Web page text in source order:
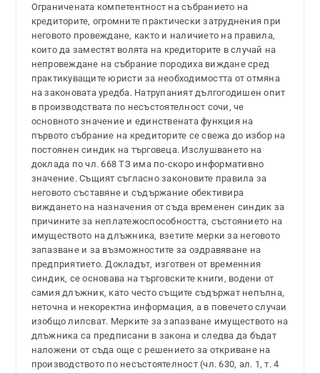
Ограничената компетентност на събранието на
кредиторите, огромните практически затруднения при
неговото провеждане, както и наличието на правила,
които да заместят волята на кредиторите в случай на
непровеждане на събрание породиха виждане сред
практикуващите юристи за необходимостта от отмяна
на законовата уредба. Натрупаният дългогодишен опит
в производствата по несъстоятелност сочи, че
основното значение и единствената функция на
първото събрание на кредиторите се свежа до избор на
постоянен синдик на търговеца. Изслушването на
доклада по чл. 668 ТЗ има по-скоро информативно
значение. Същият съгласно законовите правила за
неговото съставяне и съдържание обективира
виждането на назначения от съда временен синдик за
причините за неплатежоспособността, състоянието на
имуществото на длъжника, взетите мерки за неговото
запазване и за възможностите за оздравяване на
предприятието. Докладът, изготвен от временния
синдик, се основава на търговските книги, водени от
самия длъжник, като често същите съдържат непълна,
неточна и некоректна информация, а в повечето случаи
изобщо липсват. Мерките за запазване имуществото на
длъжника са предписани в закона и следва да бъдат
наложени от съда още с решението за откриване на
производството по несъстоятелност (чл. 630, ал. 1, т. 4